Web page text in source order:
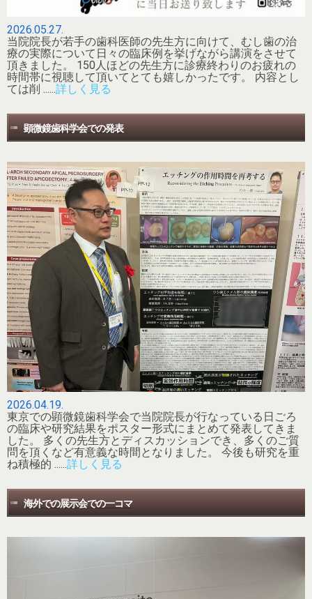
2026.05.27.
当院院長が若手の歯科医師の先生方に向けて、むし歯の治
療の実際について日々の臨床例を挙げながら講演をさせて
頂きました。 150人ほどの先生方に診療終わりのお疲れの
時間帯に視聴して頂いてとても嬉しかったです。 内容とし
ては削 ......詳しく見る
顕微鏡歯科学会での発表
2026.04.19.
東京での顕微鏡歯科学会で当院院長が行なっている日ごろ
の臨床や研究結果をポスター形式にまとめて発表してきま
した。 多くの先生方とディスカッションでき、多くのご質
問を頂くなど有意義な時間となりました。 今後も研究を重
ね積極的 ......詳しく見る
海外での展示会での一コマ